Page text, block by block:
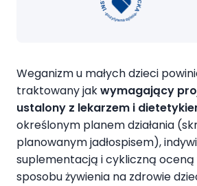
Weganizm u małych dzieci
traktowany jakwymagający
ustalony z lekarzem i
określonym planem działania
planowanym jadłospisem),
suplementacją i cykliczną oceną
sposobu żywienia na zdrowie